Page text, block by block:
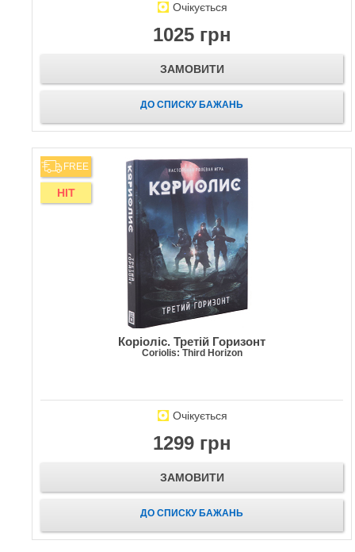
Очікується
1025 грн
ЗАМОВИТИ
ДО СПИСКУ БАЖАНЬ
FREE
HIT
Коріоліс. Третій Горизонт
Coriolis: Third Horizon
Очікується
1299 грн
ЗАМОВИТИ
ДО СПИСКУ БАЖАНЬ